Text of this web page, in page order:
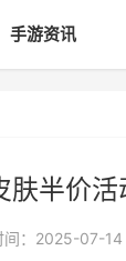
手游资讯
半价活
间：2025-07-14